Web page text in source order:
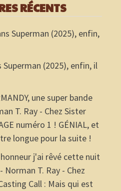
RÉCENTS
Superman (2025), enfin,
Superman (2025), enfin, il
une super bande
T. Ray - Chez Sister
numéro 1 ! GÉNIAL, et
longue pour la suite !
j'ai rêvé cette nuit
Norman T. Ray - Chez
Call : Mais qui est